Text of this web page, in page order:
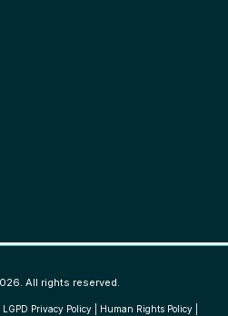
All rights reserved.
LGPD Privacy Policy| Human Rights Policy|